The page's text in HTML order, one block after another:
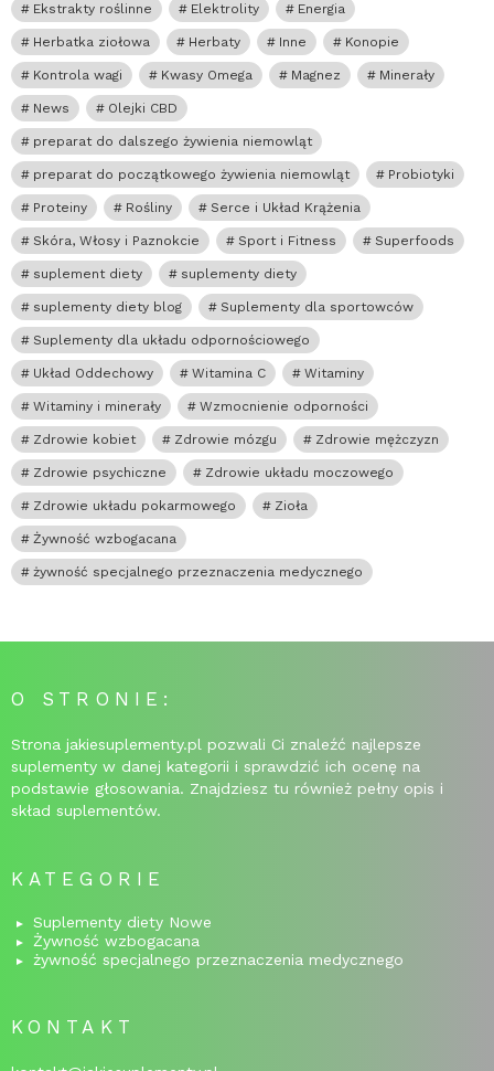
Ekstrakty roślinne Elektrolity Energia
Herbatka ziołowa Herbaty Inne Konopie
Kontrola wagi Kwasy Omega Magnez Minerały
News Olejki CBD
preparat do dalszego żywienia niemowląt
preparat do początkowego żywienia niemowląt Probiotyki
Proteiny Rośliny Serce i Układ Krążenia
Skóra, Włosy i Paznokcie Sport i Fitness Superfoods
suplement diety suplementy diety
suplementy diety blog Suplementy dla sportowców
Suplementy dla układu odpornościowego
Układ Oddechowy Witamina C Witaminy
Witaminy i minerały Wzmocnienie odporności
Zdrowie kobiet Zdrowie mózgu Zdrowie mężczyzn
Zdrowie psychiczne Zdrowie układu moczowego
Zdrowie układu pokarmowego Zioła
Żywność wzbogacana
żywność specjalnego przeznaczenia medycznego
O STRONIE:
Strona jakiesuplementy.pl pozwali Ci znaleźć najlepsze
suplementy w danej kategorii i sprawdzić ich ocenę na
podstawie głosowania. Znajdziesz tu również pełny opis i
skład suplementów.
KATEGORIE
Suplementy diety Nowe
Żywność wzbogacana
żywność specjalnego przeznaczenia medycznego
KONTAKT